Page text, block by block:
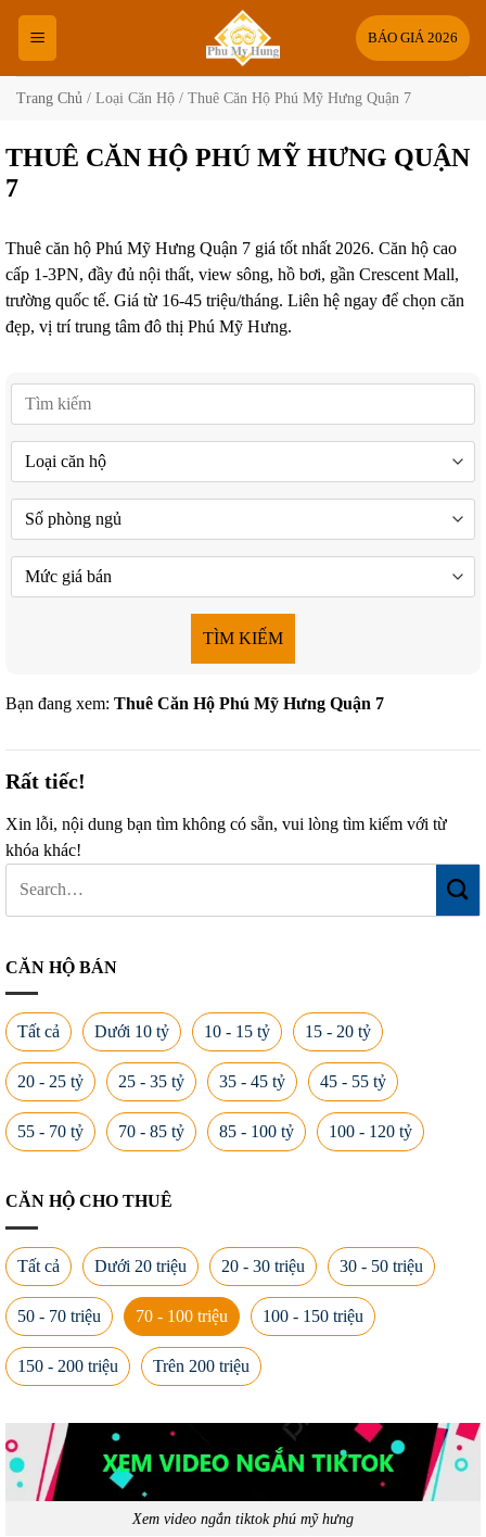
Bỏ
nội
dung
BÁO GIÁ 2026
Trang Chủ / Loại Căn Hộ / Thuê Căn Hộ Phú Mỹ Hưng Quận 7
THUÊ CĂN HỘ PHÚ MỸ HƯNG QUẬN
7
Thuê căn hộ Phú Mỹ Hưng Quận 7 giá tốt nhất 2026. Căn hộ cao
cấp 1-3PN, đầy đủ nội thất, view sông, hồ bơi, gần Crescent Mall,
trường quốc tế. Giá từ 16-45 triệu/tháng. Liên hệ ngay để chọn căn
đẹp, vị trí trung tâm đô thị Phú Mỹ Hưng.
TÌM KIẾM
Bạn đang xem: Thuê Căn Hộ Phú Mỹ Hưng Quận 7
Rất tiếc!
Xin lỗi, nội dung bạn tìm không có sẵn, vui lòng tìm kiếm với từ
khóa khác!
CĂN HỘ BÁN
Tất cả Dưới 10 tỷ 10 - 15 tỷ 15 - 20 tỷ
20 - 25 tỷ 25 - 35 tỷ 35 - 45 tỷ 45 - 55 tỷ
55 - 70 tỷ 70 - 85 tỷ 85 - 100 tỷ 100 - 120 tỷ
CĂN HỘ CHO THUÊ
Tất cả Dưới 20 triệu 20 - 30 triệu 30 - 50 triệu
50 - 70 triệu 70 - 100 triệu 100 - 150 triệu
150 - 200 triệu Trên 200 triệu
Xem video ngắn tiktok phú mỹ hưng